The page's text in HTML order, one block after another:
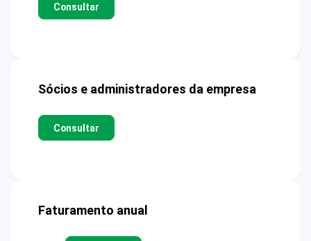
Consultar
Sócios e administradores da empresa
Consultar
Faturamento anual